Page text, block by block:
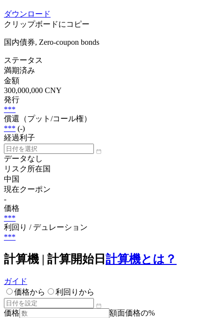
ダウンロード
クリップボードにコピー
国内債券, Zero-coupon bonds
ステータス
満期済み
金額
300,000,000 CNY
発行
***
償還（プット/コール権）
*** (-)
経過利子
データなし
リスク所在国
中国
現在クーポン
-
価格
***
利回り / デュレーション
***
計算機 | 計算開始日 計算機とは？
ガイド
価格から
利回りから
価格
額面価格の%